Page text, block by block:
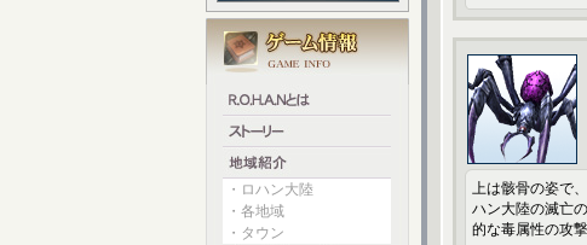
・ロハン大陸
・各地域
・タウン
上は骸骨の姿で
ハン大陸の滅亡
的な毒属性の攻